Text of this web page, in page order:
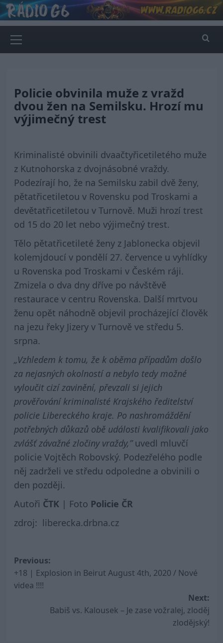
Skip
to
content
Menu
Policie obvinila muže z vražd
dvou žen na Semilsku. Hrozí mu
výjimečný trest
Kriminalisté obvinili dvaačtyřicetiletého muže
z Kutnohorska z dvojnásobné vraždy.
Podezírají ho, že na Semilsku zabil dvě ženy,
pětatřicetiletou v Rovensku pod Troskami a
devětatřicetiletou v Turnově. Muži hrozí trest
od 15 do 20 let nebo výjimečný trest.
Tělo pětatřicetileté ženy z Jablonecka objevil
kolemjdoucí v pondělí 27. července u vyhlídky
u Rovenska pod Troskami v Českém ráji.
Zmizela o dva dny dříve po návštěvě
restaurace v centru Rovenska. Další mrtvou
ženu opět náhodně objevil procházející člověk
na jezu řeky Jizery v Turnově ve středu 5.
srpna.
„Vzhledem k tomu, že k oběma případům došlo
za nejasných okolností a nebylo tedy možné
vyloučit cizí zavinění, převzali si jejich
prověřování kriminalisté Krajského ředitelství
policie Libereckého kraje. Po nashromáždění
potřebných důkazů obě události kvalifikovali jako
zvlášť závažné zločiny vraždy,”uvedl mluvčí
policie Vojtěch Robovský. Podezřelého podle
něj zadrželi ve středu odpoledne a obvinili o
den později.
Autoři ČTK| Foto Policie ČR
zdroj: liberecka.drbna.cz
Post
navigation
Previous:
+18 | Explosion in Beirut August 4th, 2020 / Nové
videa !!!!
Next:
Babiš vs. Kalousek – Je zase vožralej, zloděj
zlodějský!